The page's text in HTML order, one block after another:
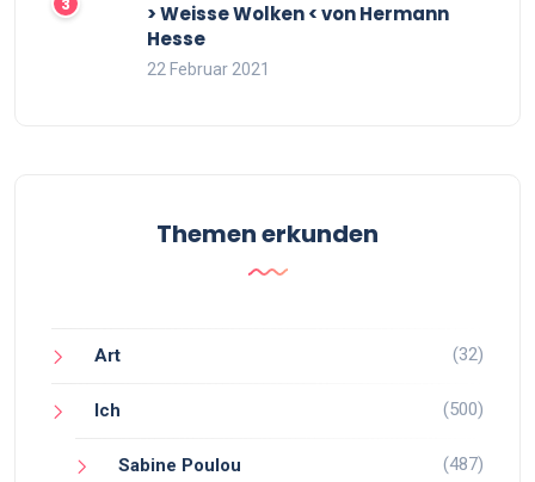
> Weisse Wolken < von Hermann
Hesse
22 Februar 2021
Themen erkunden
Art (32)
Ich (500)
Sabine Poulou (487)